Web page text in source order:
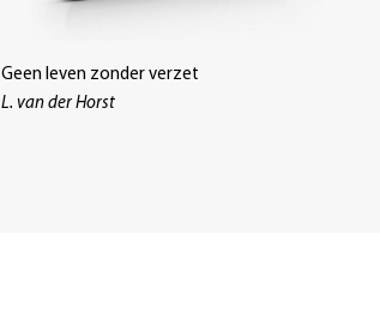
Geen leven zonder verzet
L. van der Horst